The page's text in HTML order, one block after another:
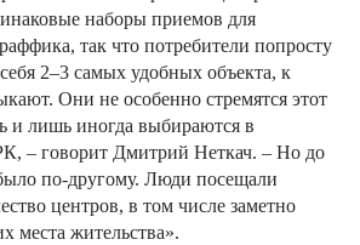
наборы приемов для
так что потребители попросту
2–3 самых удобных объекта, к
Они не особенно стремятся этот
и лишь иногда выбираются в
– говорит Дмитрий Неткач. – Но до
по-другому. Люди посещали
центров, в том числе заметно
места жительства».